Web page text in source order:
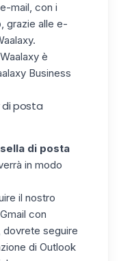
mail, con i
grazie alle e-
è
Business
di posta
di posta
in modo
il nostro
con
dovrete seguire
di Outlook